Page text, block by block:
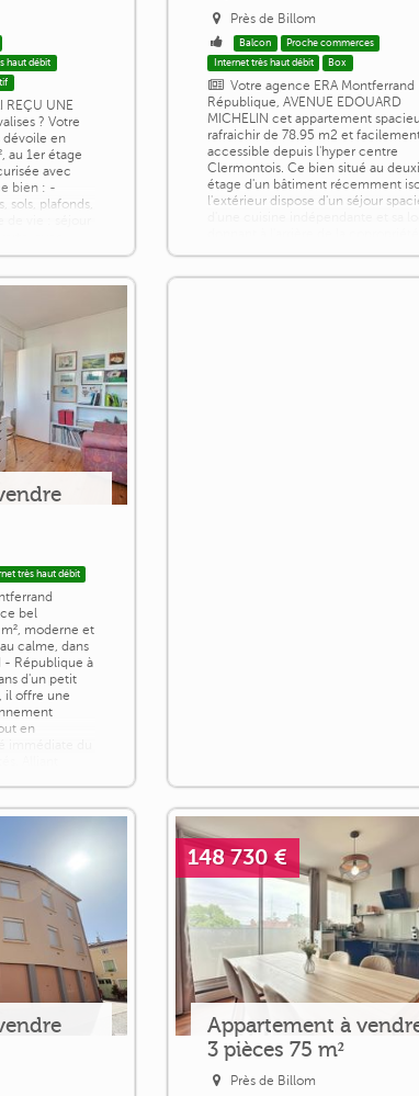
haut débit
REÇU UNE
? Votre
dévoile en
au 1er étage
avec
bien : -
sols, plafonds,
vos
Près de Billom
Balcon
Proche commerces
Internet très haut débit
Box
Votre agence ERA Montferrand
République, AVENUE EDOUARD
MICHELIN cet appartement
rafraichir de 78.95 m2 et
accessible depuis l'hyper centre
Clermontois. Ce bien situé au
étage d'un bâtiment récemment
l'extérieur dispose d'un séjour
très haut débit
bel
moderne et
calme, dans
- République à
d'un petit
il offre une
en
148 730 €
Appartement à
3 pièces 75 m²
Près de Billom